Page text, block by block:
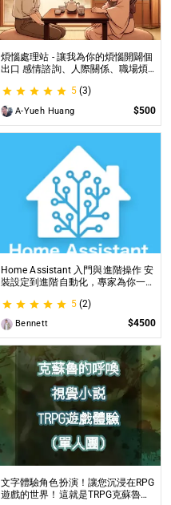
煩惱處理站 - 讓我為你的煩惱開闢個
出口 感情諮詢、人際關係、職場煩
5 (3)
A-Yueh Huang $500
Home Assistant 入門與進階操作 安
裝設定到進階自動化，專家為你一對
5 (2)
Bennett $4500
文字體驗角色扮演！讓您沉浸在RPG
遊戲的世界！這就是TRPG克蘇魯的